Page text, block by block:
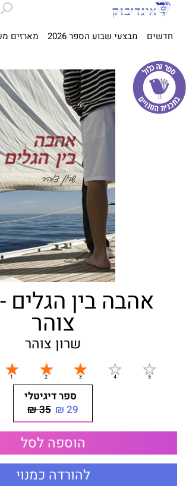
חדשים מבצעי שבוע הספר 2026 מארזים
אהבה בין הגלים
צוהר
שרון צוהר
ספר דיגיטלי
29 ₪
35 ₪
הוספה לסל
להורדה כמנוי